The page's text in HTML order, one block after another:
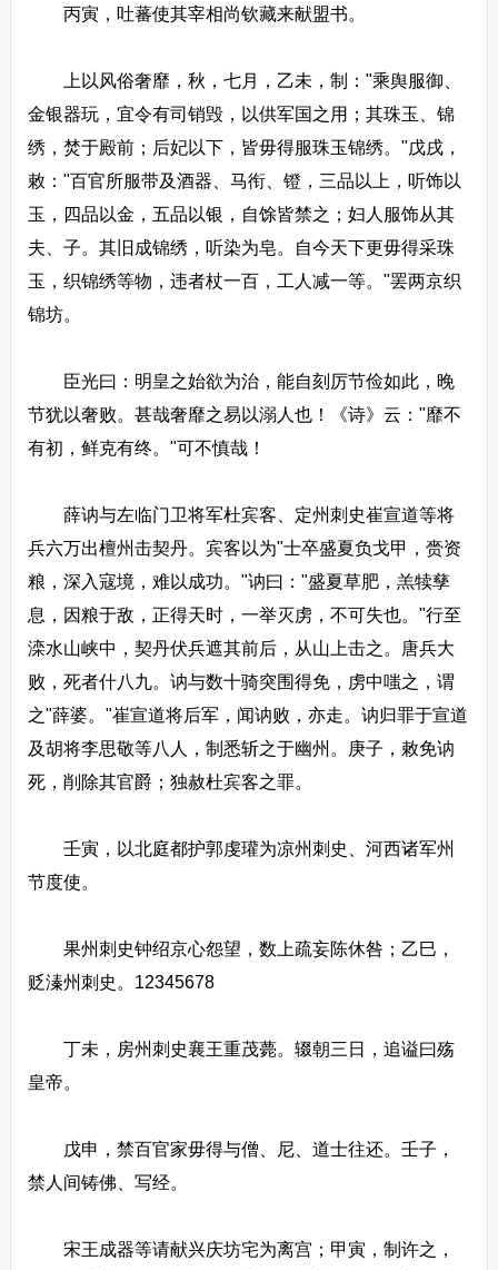
丙寅，吐蕃使其宰相尚钦藏来献盟书。
上以风俗奢靡，秋，七月，乙未，制："乘舆服御、
金银器玩，宜令有司销毁，以供军国之用；其珠玉、锦
绣，焚于殿前；后妃以下，皆毋得服珠玉锦绣。"戊戌，
敕："百官所服带及酒器、马衔、镫，三品以上，听饰以
玉，四品以金，五品以银，自馀皆禁之；妇人服饰从其
夫、子。其旧成锦绣，听染为皂。自今天下更毋得采珠
玉，织锦绣等物，违者杖一百，工人减一等。"罢两京织
锦坊。
臣光曰：明皇之始欲为治，能自刻厉节俭如此，晚
节犹以奢败。甚哉奢靡之易以溺人也！《诗》云："靡不
有初，鲜克有终。"可不慎哉！
薛讷与左临门卫将军杜宾客、定州刺史崔宣道等将
兵六万出檀州击契丹。宾客以为"士卒盛夏负戈甲，赍资
粮，深入寇境，难以成功。"讷曰："盛夏草肥，羔犊孳
息，因粮于敌，正得天时，一举灭虏，不可失也。"行至
滦水山峡中，契丹伏兵遮其前后，从山上击之。唐兵大
败，死者什八九。讷与数十骑突围得免，虏中嗤之，谓
之"薛婆。"崔宣道将后军，闻讷败，亦走。讷归罪于宣道
及胡将李思敬等八人，制悉斩之于幽州。庚子，敕免讷
死，削除其官爵；独赦杜宾客之罪。
壬寅，以北庭都护郭虔瓘为凉州刺史、河西诸军州
节度使。
果州刺史钟绍京心怨望，数上疏妄陈休咎；乙巳，
贬溱州刺史。12345678
丁未，房州刺史襄王重茂薨。辍朝三日，追谥曰殇
皇帝。
戊申，禁百官家毋得与僧、尼、道士往还。壬子，
禁人间铸佛、写经。
宋王成器等请献兴庆坊宅为离宫；甲寅，制许之，